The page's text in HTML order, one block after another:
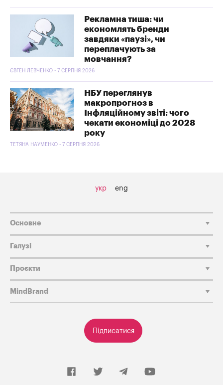
Рекламна тиша: чи
економлять бренди
завдяки «паузі», чи
переплачують за
мовчання?
ЄВГЕН ЛЕВЧЕНКО - 7 СЕРПНЯ 2026
НБУ переглянув
макропрогноз в
Інфляційному звіті: чого
чекати економіці до 2028
року
ТЕТЯНА НАУМЕНКО - 7 СЕРПНЯ 2026
укр eng
Підписатися
Основне
Галузі
Проєкти
MindBrand